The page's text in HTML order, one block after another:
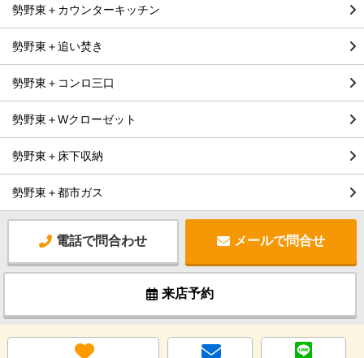
勢野東＋カウンターキッチン
勢野東＋追い焚き
勢野東＋コンロ三口
勢野東＋Wクローゼット
勢野東＋床下収納
勢野東＋都市ガス
電話で問合わせ メールで問合せ
来店予約